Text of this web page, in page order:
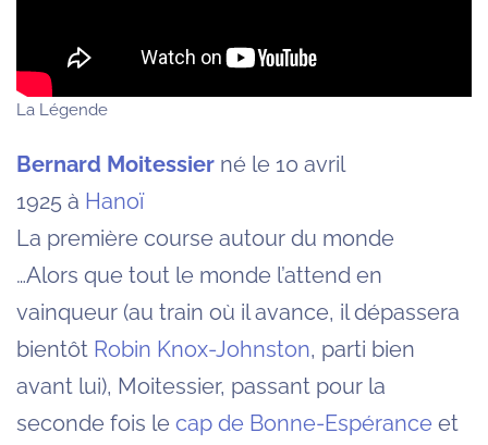
La Légende
Bernard Moitessier né le 10 avril
1925 à Hanoï
La première course autour du monde
…Alors que tout le monde l’attend en
vainqueur (au train où il avance, il dépassera
bientôt Robin Knox-Johnston, parti bien
avant lui), Moitessier, passant pour la
seconde fois le cap de Bonne-Espérance et